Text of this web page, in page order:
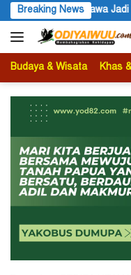
Langsung
ke
konten
Breaking NewsPolres
Budaya & Wisata Khas